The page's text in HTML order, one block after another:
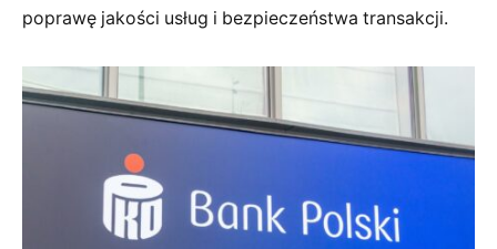
poprawę jakości usług i bezpieczeństwa transakcji.